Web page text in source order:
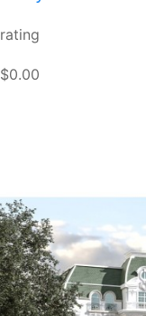
rating
$0.00